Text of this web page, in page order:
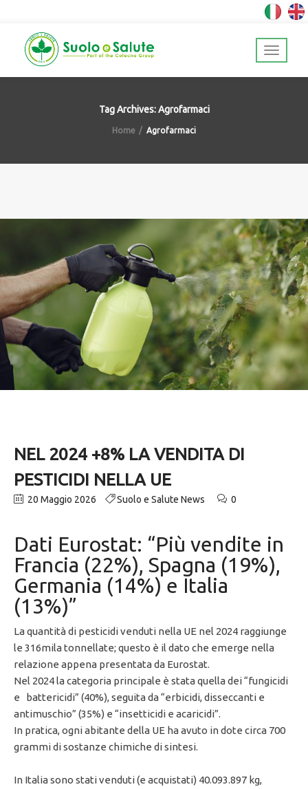
Tag Archives: Agrofarmaci
Home Agrofarmaci
NEL 2024 +8% LA VENDITA DI
PESTICIDI NELLA UE
20 Maggio 2026 Suolo e Salute News 0
Dati Eurostat: “Più vendite in
Francia (22%), Spagna (19%),
Germania (14%) e Italia
(13%)”
La quantità di pesticidi venduti nella UE nel 2024 raggiunge
le 316mila tonnellate; questo è il dato che emerge nella
relazione appena presentata da Eurostat.
Nel 2024 la categoria principale è stata quella dei “fungicidi
e battericidi” (40%), seguita da “erbicidi, disseccanti e
antimuschio” (35%) e “insetticidi e acaricidi”.
In pratica, ogni abitante della UE ha avuto in dote circa 700
grammi di sostanze chimiche di sintesi.
In Italia sono stati venduti (e acquistati) 40.093.897 kg,